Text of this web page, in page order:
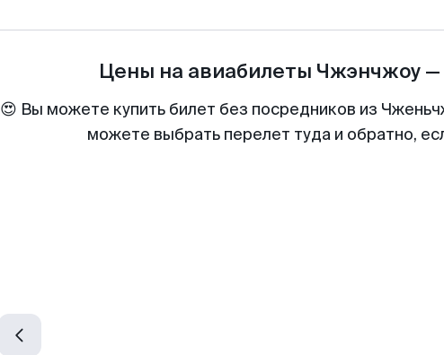
Цены на авиабилеты Чжэнчжоу —
😍 Вы можете купить билет без посредников из
можете выбрать перелет туда и обратно,